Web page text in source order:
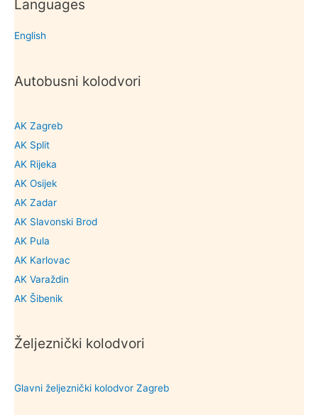
Languages
English
Autobusni kolodvori
AK Zagreb
AK Split
AK Rijeka
AK Osijek
AK Zadar
AK Slavonski Brod
AK Pula
AK Karlovac
AK Varaždin
AK Šibenik
Željeznički kolodvori
Glavni željeznički kolodvor Zagreb